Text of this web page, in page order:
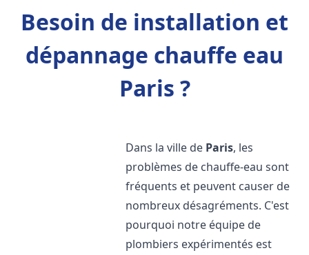
Besoin de installation et
dépannage chauffe eau
Paris ?
Dans la ville de Paris, les
problèmes de chauffe-eau sont
fréquents et peuvent causer de
nombreux désagréments. C'est
pourquoi notre équipe de
plombiers expérimentés est